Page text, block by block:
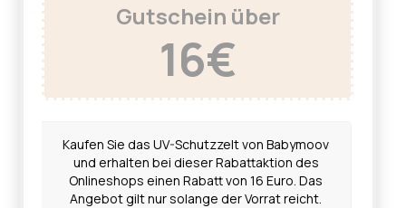
Gutschein über
16€
Kaufen Sie das UV-Schutzzelt von Babymoov
und erhalten bei dieser Rabattaktion des
Onlineshops einen Rabatt von 16 Euro. Das
Angebot gilt nur solange der Vorrat reicht.